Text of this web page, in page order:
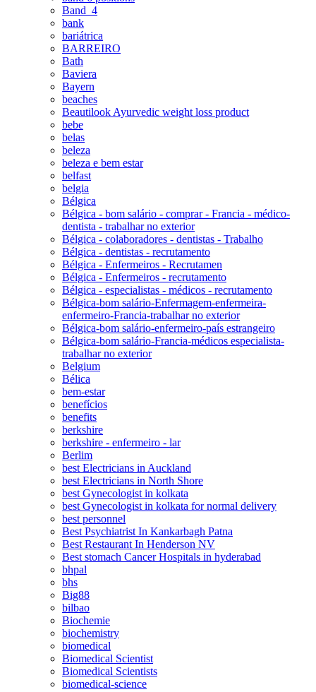
Band_4
bank
bariátrica
BARREIRO
Bath
Baviera
Bayern
beaches
Beautilook Ayurvedic weight loss product
bebe
belas
beleza
beleza e bem estar
belfast
belgia
Bélgica
Bélgica - bom salário - comprar - Francia - médico-
dentista - trabalhar no exterior
Bélgica - colaboradores - dentistas - Trabalho
Bélgica - dentistas - recrutamento
Bélgica - Enfermeiros - Recrutamen
Bélgica - Enfermeiros - recrutamento
Bélgica - especialistas - médicos - recrutamento
Bélgica-bom salário-Enfermagem-enfermeira-
enfermeiro-Francia-trabalhar no exterior
Bélgica-bom salário-enfermeiro-país estrangeiro
Bélgica-bom salário-Francia-médicos especialista-
trabalhar no exterior
Belgium
Bélica
bem-estar
benefícios
benefits
berkshire
berkshire - enfermeiro - lar
Berlim
best Electricians in Auckland
best Electricians in North Shore
best Gynecologist in kolkata
best Gynecologist in kolkata for normal delivery
best personnel
Best Psychiatrist In Kankarbagh Patna
Best Restaurant In Henderson NV
Best stomach Cancer Hospitals in hyderabad
bhpal
bhs
Big88
bilbao
Biochemie
biochemistry
biomedical
Biomedical Scientist
Biomedical Scientists
biomedical-science